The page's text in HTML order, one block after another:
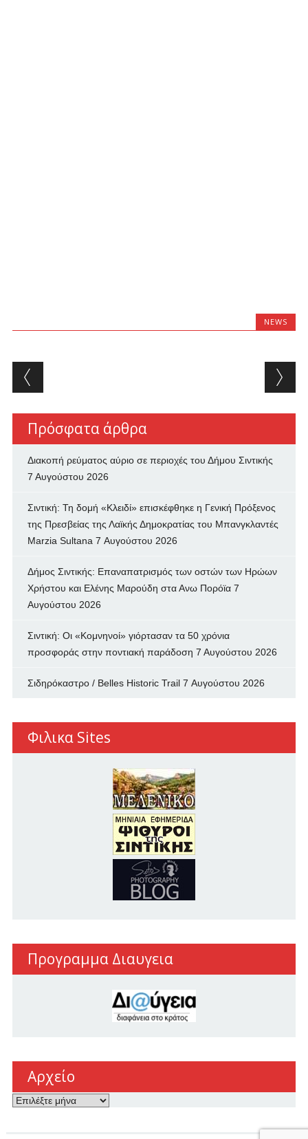
NEWS
Post navigation
Πρόσφατα άρθρα
Διακοπή ρεύματος αύριο σε περιοχές του Δήμου Σιντικής
7 Αυγούστου 2026
Σιντική: Τη δομή «Κλειδί» επισκέφθηκε η Γενική Πρόξενος
της Πρεσβείας της Λαϊκής Δημοκρατίας του Μπανγκλαντές
Marzia Sultana 7 Αυγούστου 2026
Δήμος Σιντικής: Επαναπατρισμός των oστών των Ηρώων
Χρήστου και Ελένης Μαρούδη στα Ανω Πορόϊα 7
Αυγούστου 2026
Σιντική: Οι «Κομνηνοί» γιόρτασαν τα 50 χρόνια
προσφοράς στην ποντιακή παράδοση 7 Αυγούστου 2026
Σιδηρόκαστρο / Belles Historic Trail 7 Αυγούστου 2026
Φιλικα Sites
Προγραμμα Διαυγεια
Αρχείο
Αρχείο